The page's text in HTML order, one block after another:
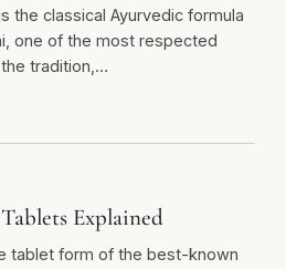
the classical Ayurvedic formula
one of the most respected
tradition,…
Explained
tablet form of the best-known